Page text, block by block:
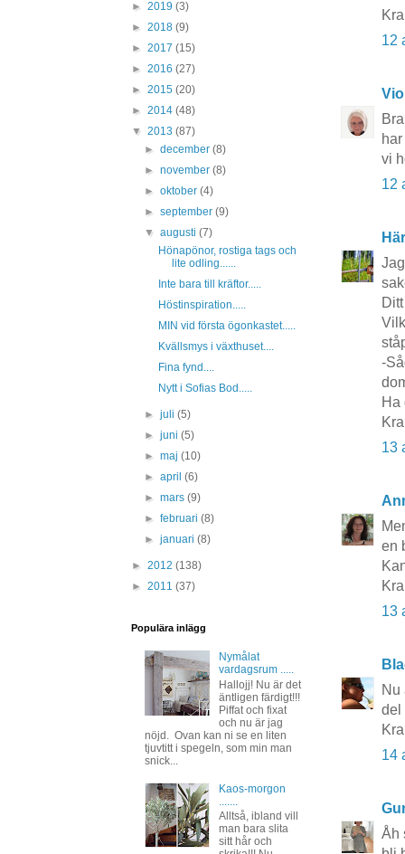
12
vi
12
-
Ha
13
en
13
Nu
del
14
Åh
► 2019 (3)
► 2018 (9)
► 2017 (15)
► 2016 (27)
► 2015 (20)
► 2014 (48)
▼ 2013 (87)
►december(8)
►november(8)
►oktober(4)
►september(9)
▼augusti(7)
Hönapönor, rostiga tags och
lite odling......
Inte bara till kräftor.....
Höstinspiration.....
MIN vid första ögonkastet.....
Kvällsmys i växthuset....
Fina fynd....
Nytt i Sofias Bod.....
►juli(5)
►juni(5)
►maj(10)
►april(6)
►mars(9)
►februari(8)
►januari(8)
► 2012 (138)
► 2011 (37)
Populära inlägg
Nymålat
vardagsrum .....
Hallojj! Nu är det
äntligen färdigt!!!
Piffat och fixat
och nu är jag
nöjd. Ovan kan ni se en liten
tjuvtitt i spegeln, som min man
snick...
Kaos-morgon
Alltså, ibland vill
man bara slita
sitt hår och